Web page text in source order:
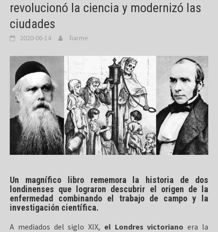
revolucionó la ciencia y modernizó las
ciudades
2020-06-14 fiarme
Un magnífico libro rememora la historia de dos
londinenses que lograron descubrir el origen de la
enfermedad combinando el trabajo de campo y la
investigación científica.
A mediados del siglo XIX, el Londres victoriano era la